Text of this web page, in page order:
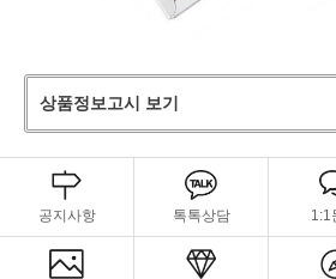
상품정보고시 보기
공지사항 톡톡상담 1:1